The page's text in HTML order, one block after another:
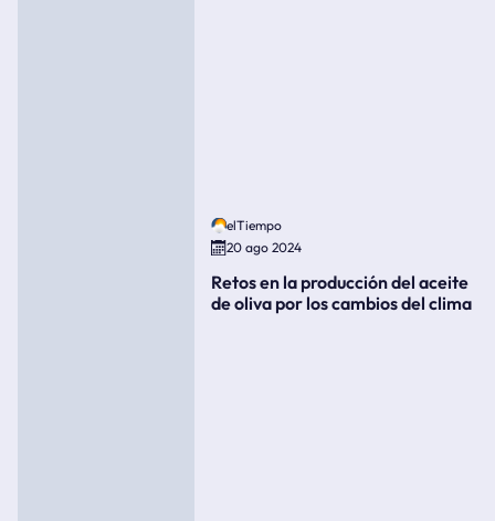
elTiempo
20 ago 2024
Retos en la producción del aceite
de oliva por los cambios del clima